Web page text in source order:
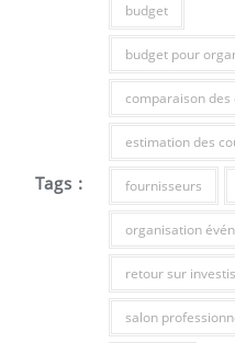
Tags :
budget
budget pour
comparaison des
estimation des
fournisseurs
organisation
retour sur
salon